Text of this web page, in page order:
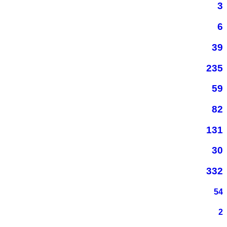
3
6
39
235
59
82
131
30
332
54
2